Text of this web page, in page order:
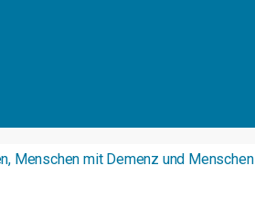
Menschen mit Demenz und Menschen